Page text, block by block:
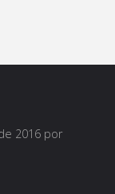
2016 por